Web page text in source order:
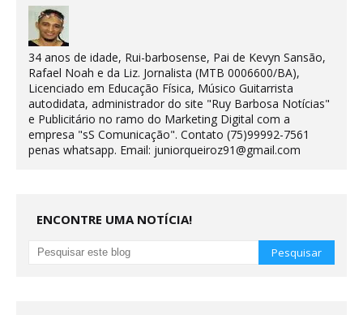
34 anos de idade, Rui-barbosense, Pai de Kevyn Sansão,
Rafael Noah e da Liz. Jornalista (MTB 0006600/BA),
Licenciado em Educação Física, Músico Guitarrista
autodidata, administrador do site "Ruy Barbosa Notícias"
e Publicitário no ramo do Marketing Digital com a
empresa "sS Comunicação". Contato (75)99992-7561
penas whatsapp. Email: juniorqueiroz91@gmail.com
ENCONTRE UMA NOTÍCIA!